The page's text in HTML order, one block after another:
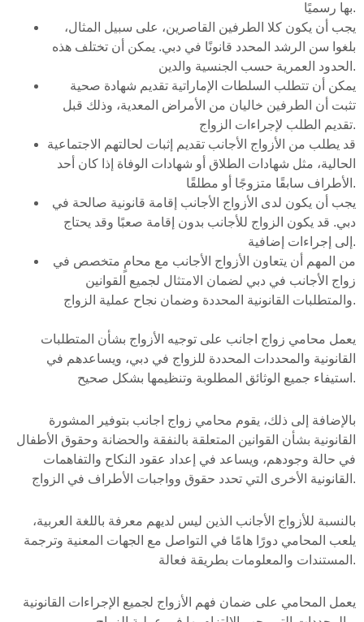
بها رسميًا.
يجب أن يكون كلا الطرفين القاصرين، على سبيل المثال،
بلغوا سن الرشد المحدد قانونًا في دبي. يمكن أن تختلف هذه
الحدود العمرية حسب الجنسية والدين.
يمكن أن تتطلب السلطات الإماراتية تقديم شهادة صحية
تثبت أن الطرفين خاليان من الأمراض المعدية، وذلك قبل
تقديم الطلب لإجراءات الزواج.
قد يطلب من الأزواج الأجانب تقديم إثبات لحالتهم الاجتماعية
الحالية، مثل شهادات الطلاق أو شهادات الوفاة إذا كان أحد
الأطراف سابقًا متزوجًا أو مطلقًا.
يجب أن يكون لدى الأزواج الأجانب إقامة قانونية صالحة في
دبي. قد يكون الزواج للأجانب بدون إقامة صعبًا وقد يحتاج
إلى إجراءات إضافية.
من المهم أن يتعاون الأزواج الأجانب مع محامٍ متخصص في
زواج الأجانب في دبي لضمان الامتثال لجميع القوانين
والمتطلبات القانونية المحددة وضمان نجاح عملية الزواج.
يعمل محامي زواج اجانب على توجيه الأزواج بشأن المتطلبات
القانونية والمحددات المحددة للزواج في دبي، ويساعدهم في
استيفاء جميع الوثائق المطلوبة وتنظيمها بشكل صحيح.
بالإضافة إلى ذلك، يقوم محامي زواج اجانب بتوفير المشورة
القانونية بشأن القوانين المتعلقة بالنفقة والحضانة وحقوق الأطفال
في حالة وجودهم، ويساعد في إعداد عقود النكاح والتفاهمات
القانونية الأخرى التي تحدد حقوق وواجبات الأطراف في الزواج.
بالنسبة للأزواج الأجانب الذين ليس لديهم معرفة باللغة العربية،
يلعب المحامي دورًا هامًا في التواصل مع الجهات المعنية وترجمة
المستندات والمعلومات بطريقة فعالة.
يعمل المحامي على ضمان فهم الأزواج لجميع الإجراءات القانونية